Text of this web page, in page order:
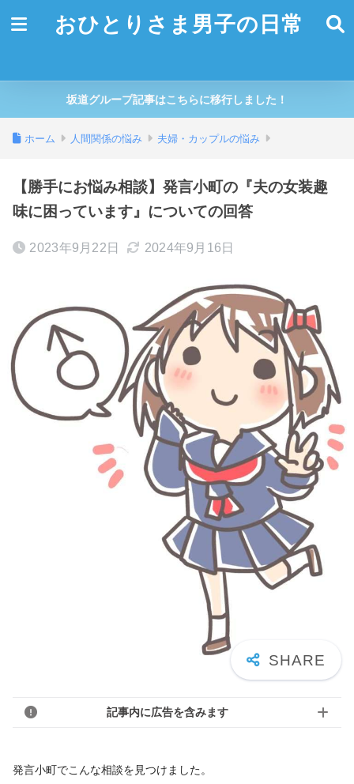
おひとりさま男子の日常
坂道グループ記事はこちらに移行しました！
ホーム 人間関係の悩み 夫婦・カップルの悩み
【勝手にお悩み相談】発言小町の『夫の女装趣
味に困っています』についての回答
2023年9月22日 2024年9月16日
記事内に広告を含みます
発言小町でこんな相談を見つけました。